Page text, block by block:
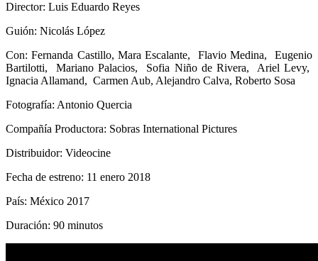
Director: Luis Eduardo Reyes
Guión: Nicolás López
Con: Fernanda Castillo, Mara Escalante, Flavio Medina, Eugenio
Bartilotti, Mariano Palacios, Sofia Niño de Rivera, Ariel Levy,
Ignacia Allamand, Carmen Aub, Alejandro Calva, Roberto Sosa
Fotografía: Antonio Quercia
Compañía Productora: Sobras International Pictures
Distribuidor: Videocine
Fecha de estreno: 11 enero 2018
País: México 2017
Duración: 90 minutos